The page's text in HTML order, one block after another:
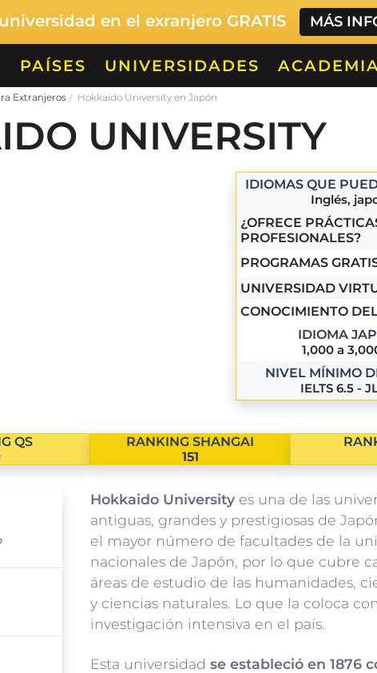
en el exranjero GRATIS MÁS
PAÍSES UNIVERSIDADES
Extranjeros Hokkaido University en Japón
UNIVERSITY
IDIOMAS QUE
Inglés,
¿OFRECE
PROFESIONALES?
PROGRAMAS
UNIVERSIDAD
CONOCIMIENTO
IDIOMA
1,000 a
NIVEL MÍNIMO
IELTS 6.5 -
QS
RANKING SHANGAI
151
Hokkaido University es una de las
antiguas, grandes y prestigiosas de
el mayor número de facultades de la
nacionales de Japón, por lo que cubre
áreas de estudio de las humanidades,
y ciencias naturales. Lo que la coloca
investigación intensiva en el país.
Esta universidad se estableció en 1876